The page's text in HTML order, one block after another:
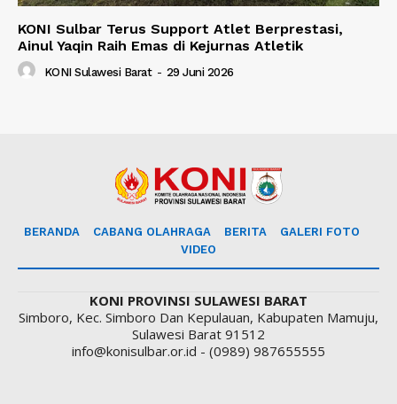
KONI Sulbar Terus Support Atlet Berprestasi,
Ainul Yaqin Raih Emas di Kejurnas Atletik
KONI Sulawesi Barat - 29 Juni 2026
BERANDA CABANG OLAHRAGA BERITA
GALERI FOTO
VIDEO
KONI PROVINSI SULAWESI BARAT
Simboro, Kec. Simboro Dan Kepulauan, Kabupaten Mamuju,
Sulawesi Barat 91512
info@konisulbar.or.id - (0989) 987655555